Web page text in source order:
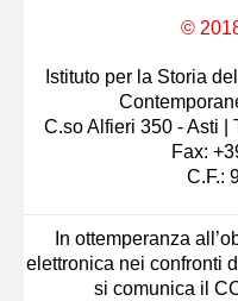
©
Istituto per la Storia
C.so Alfieri 350 - Asti |
Fax:
C.F.:
In ottemperanza
elettronica nei confronti
si comunica il